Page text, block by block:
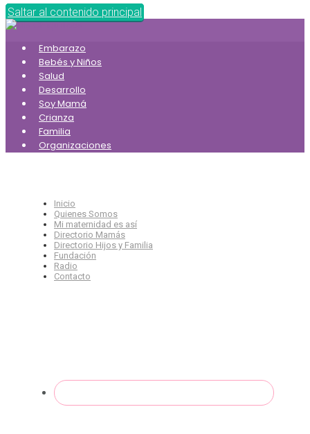
Saltar al contenido principal
Embarazo
Bebés y Niños
Salud
Desarrollo
Soy Mamá
Crianza
Familia
Organizaciones
Inicio
Quienes Somos
Mi maternidad es así
Directorio Mamás
Directorio Hijos y Familia
Fundación
Radio
Contacto